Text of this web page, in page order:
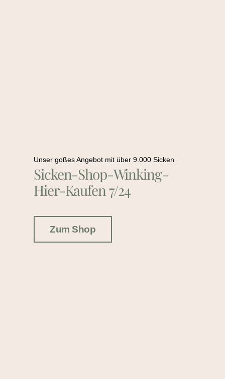
Unser goßes Angebot mit über 9.000 Sicken
Sicken-Shop-Winking-
Hier-Kaufen 7/24
Zum Shop